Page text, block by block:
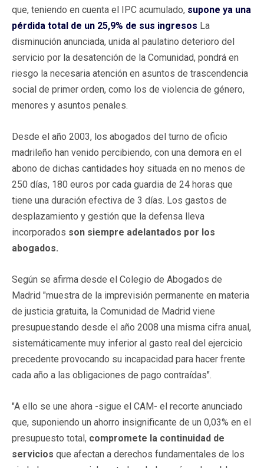
que, teniendo en cuenta el IPC acumulado, supone ya una
pérdida total de un 25,9% de sus ingresos La
disminución anunciada, unida al paulatino deterioro del
servicio por la desatención de la Comunidad, pondrá en
riesgo la necesaria atención en asuntos de trascendencia
social de primer orden, como los de violencia de género,
menores y asuntos penales.
Desde el año 2003, los abogados del turno de oficio
madrileño han venido percibiendo, con una demora en el
abono de dichas cantidades hoy situada en no menos de
250 días, 180 euros por cada guardia de 24 horas que
tiene una duración efectiva de 3 días. Los gastos de
desplazamiento y gestión que la defensa lleva
incorporados son siempre adelantados por los
abogados.
Según se afirma desde el Colegio de Abogados de
Madrid "muestra de la imprevisión permanente en materia
de justicia gratuita, la Comunidad de Madrid viene
presupuestando desde el año 2008 una misma cifra anual,
sistemáticamente muy inferior al gasto real del ejercicio
precedente provocando su incapacidad para hacer frente
cada año a las obligaciones de pago contraídas".
"A ello se une ahora -sigue el CAM- el recorte anunciado
que, suponiendo un ahorro insignificante de un 0,03% en el
presupuesto total, compromete la continuidad de
servicios que afectan a derechos fundamentales de los